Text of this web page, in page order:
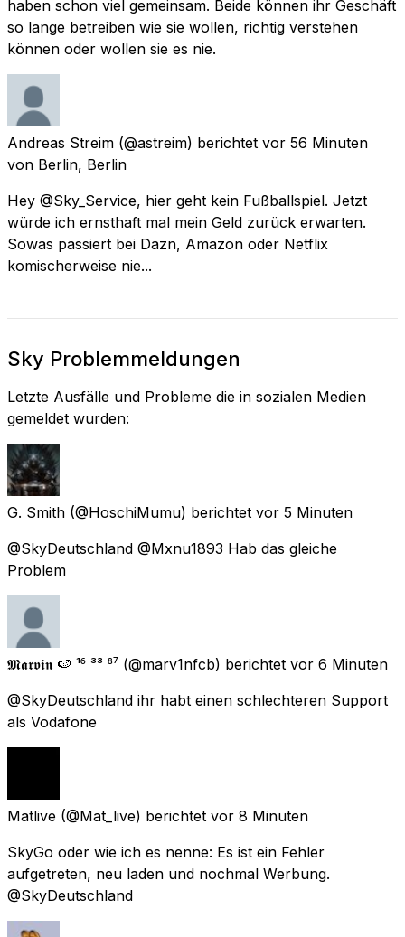
haben schon viel gemeinsam. Beide können ihr Geschäft
so lange betreiben wie sie wollen, richtig verstehen
können oder wollen sie es nie.
Andreas Streim (@astreim) berichtet vor 56 Minuten
von Berlin, Berlin
Hey @Sky_Service, hier geht kein Fußballspiel. Jetzt
würde ich ernsthaft mal mein Geld zurück erwarten.
Sowas passiert bei Dazn, Amazon oder Netflix
komischerweise nie...
Sky Problemmeldungen
Letzte Ausfälle und Probleme die in sozialen Medien
gemeldet wurden:
G. Smith (@HoschiMumu) berichtet vor 5 Minuten
@SkyDeutschland @Mxnu1893 Hab das gleiche
Problem
𝕸𝖆𝖗𝖛𝖎𝖓 🍉 ¹⁶ ³³ ⁸⁷ (@marv1nfcb) berichtet vor 6 Minuten
@SkyDeutschland ihr habt einen schlechteren Support
als Vodafone
Matlive (@Mat_live) berichtet vor 8 Minuten
SkyGo oder wie ich es nenne: Es ist ein Fehler
aufgetreten, neu laden und nochmal Werbung.
@SkyDeutschland